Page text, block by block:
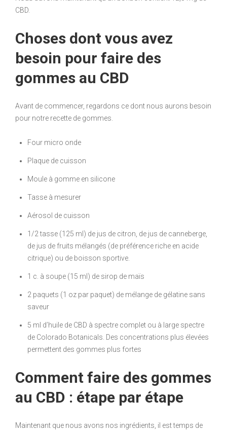
CBD.
Choses dont vous avez
besoin pour faire des
gommes au CBD
Avant de commencer, regardons ce dont nous aurons besoin
pour notre recette de gommes.
Four micro onde
Plaque de cuisson
Moule à gomme en silicone
Tasse à mesurer
Aérosol de cuisson
1/2 tasse (125 ml) de jus de citron, de jus de canneberge,
de jus de fruits mélangés (de préférence riche en acide
citrique) ou de boisson sportive.
1 c. à soupe (15 ml) de sirop de maïs
2 paquets (1 oz par paquet) de mélange de gélatine sans
saveur
5 ml d’huile de CBD à spectre complet ou à large spectre
de Colorado Botanicals. Des concentrations plus élevées
permettent des gommes plus fortes
Comment faire des gommes
au CBD : étape par étape
Maintenant que nous avons nos ingrédients, il est temps de